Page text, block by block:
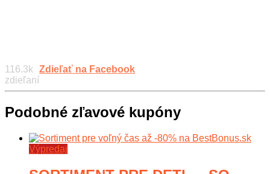
116.3k
zdieľaní
Zdieľať na Facebook
Podobné zľavové kupóny
Výpredaj